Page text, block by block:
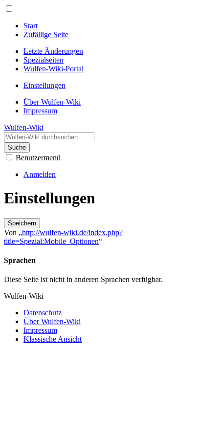
Start
Zufällige Seite
Letzte Änderungen
Spezialseiten
Wulfen-Wiki-Portal
Einstellungen
Über Wulfen-Wiki
Impressum
Wulfen-Wiki
Suche
Benutzermenü
Anmelden
Einstellungen
Speichern
Von „http://wulfen-wiki.de/index.php?
title=Spezial:Mobile_Optionen“
Sprachen
Diese Seite ist nicht in anderen Sprachen verfügbar.
Wulfen-Wiki
Datenschutz
Über Wulfen-Wiki
Impressum
Klassische Ansicht